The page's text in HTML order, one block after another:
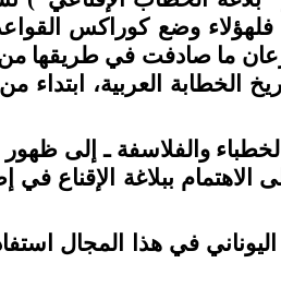
وضع كوراكس القواعد
سرعان ما صادفت في
العربية، ابتداء
والفلاسفة ـ إلى
الاهتمام ببلاغة الإقناع
في هذا المجال